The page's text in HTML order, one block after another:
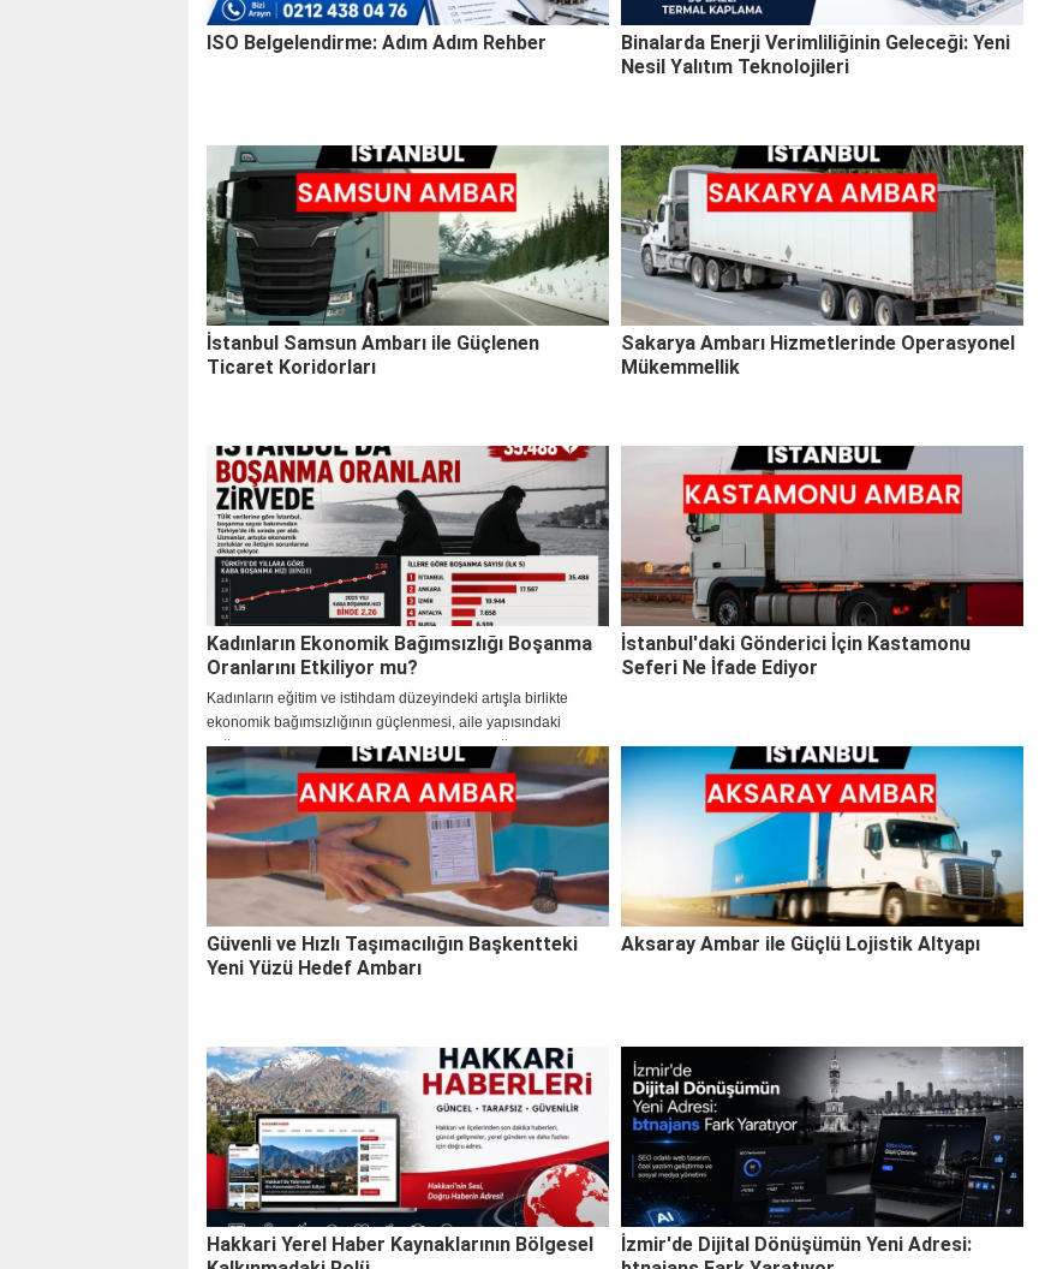
ISO Belgelendirme: Adım Adım Rehber
Binalarda Enerji Verimliliğinin Geleceği: Yeni
Nesil Yalıtım Teknolojileri
İstanbul Samsun Ambarı ile Güçlenen
Ticaret Koridorları
Sakarya Ambarı Hizmetlerinde Operasyonel
Mükemmellik
Kadınların Ekonomik Bağımsızlığı Boşanma
Oranlarını Etkiliyor mu?
Kadınların eğitim ve istihdam düzeyindeki artışla birlikte
ekonomik bağımsızlığının güçlenmesi, aile yapısındaki
değişimlerle sıkça ilişkilendiriliyor. Peki bu bağımsızlık
boşanma oranlarını etkiliyor mu? İstanbul verileri bu konuda
neler söylüyor?
İstanbul'daki Gönderici İçin Kastamonu
Seferi Ne İfade Ediyor
Güvenli ve Hızlı Taşımacılığın Başkentteki
Yeni Yüzü Hedef Ambarı
Aksaray Ambar ile Güçlü Lojistik Altyapı
Hakkari Yerel Haber Kaynaklarının Bölgesel
İzmir'de Dijital Dönüşümün Yeni Adresi: